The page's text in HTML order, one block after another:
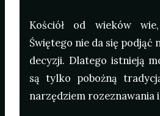
Kościół od wieków
Świętego nie da się podjąć
decyzji. Dlatego istnieją
są tylko pobożną
narzędziem rozeznawania